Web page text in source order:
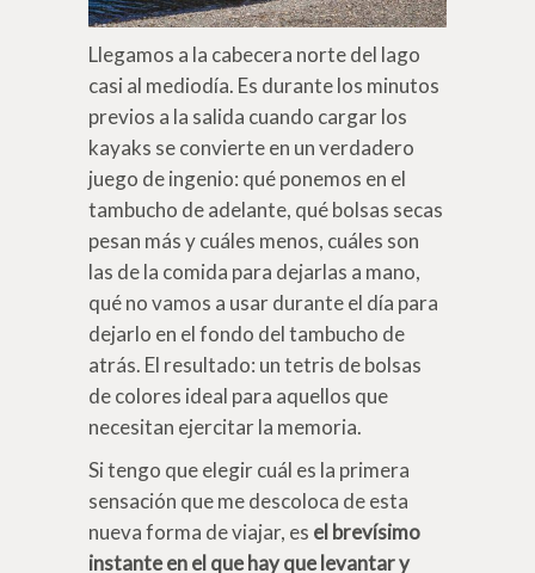
Llegamos a la cabecera norte del lago
casi al mediodía. Es durante los minutos
previos a la salida cuando cargar los
kayaks se convierte en un verdadero
juego de ingenio: qué ponemos en el
tambucho de adelante, qué bolsas secas
pesan más y cuáles menos, cuáles son
las de la comida para dejarlas a mano,
qué no vamos a usar durante el día para
dejarlo en el fondo del tambucho de
atrás. El resultado: un tetris de bolsas
de colores ideal para aquellos que
necesitan ejercitar la memoria.
Si tengo que elegir cuál es la primera
sensación que me descoloca de esta
nueva forma de viajar, es el brevísimo
instante en el que hay que levantar y